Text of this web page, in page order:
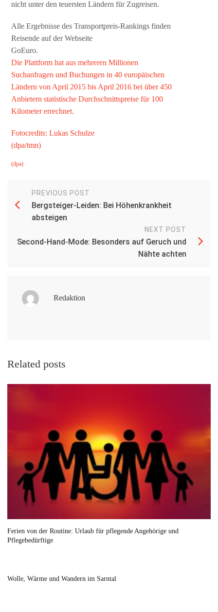
nicht unter den teuersten Ländern für Zugreisen.
Alle Ergebnisse des Transportpreis-Rankings finden
Reisende auf der Webseite
GoEuro.
Die Plattform hat aus mehreren Millionen
Suchanfragen und Buchungen in 40 europäischen
Ländern von April 2015 bis April 2016 bei über 450
Anbietern statistische Durchschnittspreise für 100
Kilometer errechnet.
Fotocredits: Lukas Schulze
(dpa/tmn)
(dpa)
PREVIOUS POST
Bergsteiger-Leiden: Bei Höhenkrankheit
absteigen
NEXT POST
Second-Hand-Mode: Besonders auf Geruch und
Nähte achten
Redaktion
Related posts
Ferien von der Routine: Urlaub für pflegende Angehörige und
Pflegebedürftige
Wolle, Wärme und Wandern im Sarntal